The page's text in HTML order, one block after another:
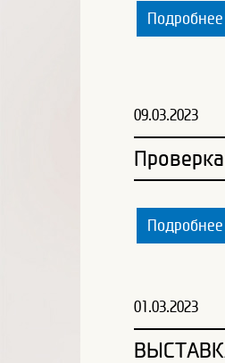
Подробнее
09.03.2023
Подробнее
01.03.2023